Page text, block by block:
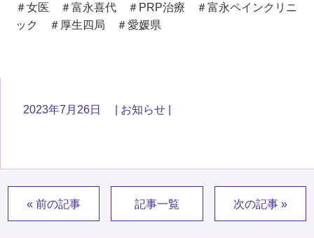
＃女医
＃富永喜代 ＃PRP治療
＃富永ペインクリニ
ック
＃厚生四局 ＃愛媛県
2023年7月26日 お知らせ
« 前の記事 記事一覧 次の記事 »